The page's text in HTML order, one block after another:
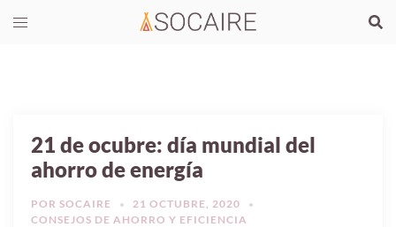
21 de ocubre: día mundial del
ahorro de energía
POR SOCAIRE
21 OCTUBRE, 2020
CONSEJOS DE AHORRO Y EFICIENCIA